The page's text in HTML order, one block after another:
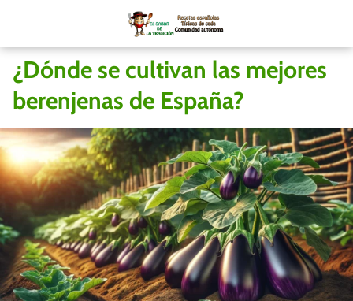
¿Dónde se cultivan las mejores
berenjenas de España?